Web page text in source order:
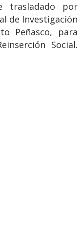
trasladado por
de Investigación
Peñasco, para
Social.